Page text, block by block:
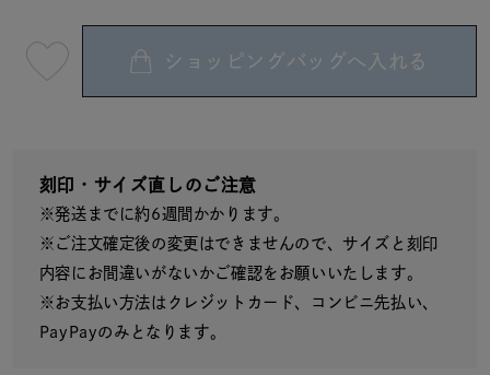
08
送
¥17,600 (tax
in)
ショッピングバッグへ入れる
刻印・サイズ直しのご注意
※発送までに約6週間かかります。
※ご注文確定後の変更はできませんので、サイズと刻印
内容にお間違いがないかご確認をお願いいたします。
※お支払い方法はクレジットカード、コンビニ先払い、
PayPayのみとなります。